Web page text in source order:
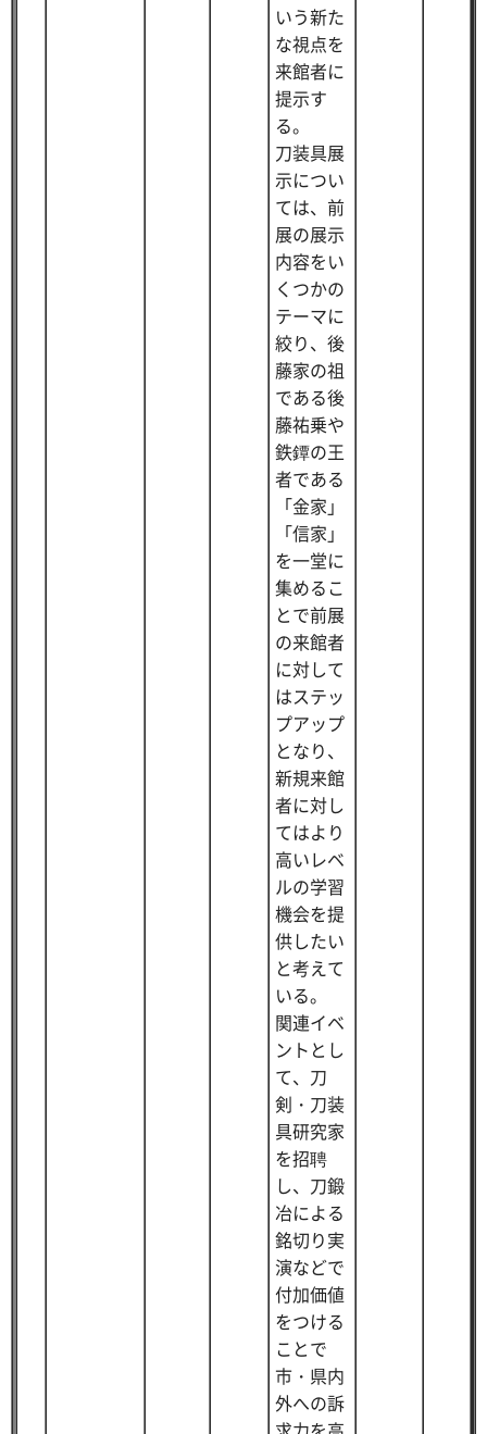
いう新た
な視点を
来館者に
提示す
る。
刀装具展
示につい
ては、前
展の展示
内容をい
くつかの
テーマに
絞り、後
藤家の祖
である後
藤祐乗や
鉄鐔の王
者である
「金家」
「信家」
を一堂に
集めるこ
とで前展
の来館者
に対して
はステッ
プアップ
となり、
新規来館
者に対し
てはより
高いレベ
ルの学習
機会を提
供したい
と考えて
いる。
関連イベ
ントとし
て、刀
剣・刀装
具研究家
を招聘
し、刀鍛
冶による
銘切り実
演などで
付加価値
をつける
ことで
市・県内
外への訴